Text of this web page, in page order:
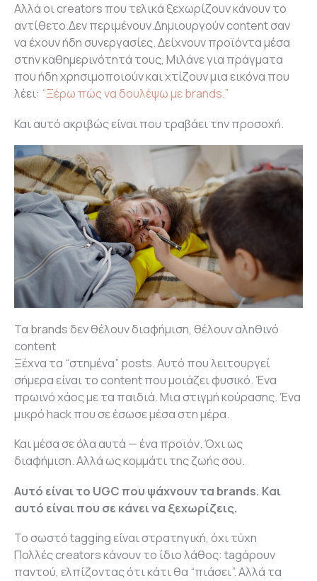
Αλλά οι creators που τελικά ξεχωρίζουν κάνουν το
αντίθετο.Δεν περιμένουν.Δημιουργούν content σαν
να έχουν ήδη συνεργασίες. Δείχνουν προϊόντα μέσα
στην καθημερινότητά τους, Μιλάνε για πράγματα
που ήδη χρησιμοποιούν και χτίζουν μια εικόνα που
λέει: “Ξέρω πώς να δουλέψω με brands.”
Και αυτό ακριβώς είναι που τραβάει την προσοχή.
Τα brands δεν θέλουν διαφήμιση, θέλουν αληθινό
content
Ξέχνα τα “στημένα” posts. Αυτό που λειτουργεί
σήμερα είναι το content που μοιάζει φυσικό. Ένα
πρωινό χάος με τα παιδιά. Μια στιγμή κούρασης. Ένα
μικρό hack που σε έσωσε μέσα στη μέρα.
Και μέσα σε όλα αυτά — ένα προϊόν. Όχι ως
διαφήμιση. Αλλά ως κομμάτι της ζωής σου.
Αυτό είναι το UGC που ψάχνουν τα brands. Και
αυτό είναι που σε κάνει να ξεχωρίζεις.
Το σωστό tagging είναι στρατηγική, όχι τύχη
Πολλές creators κάνουν το ίδιο λάθος: tagάρουν
παντού, ελπίζοντας ότι κάτι θα “πιάσει”. Αλλά τα